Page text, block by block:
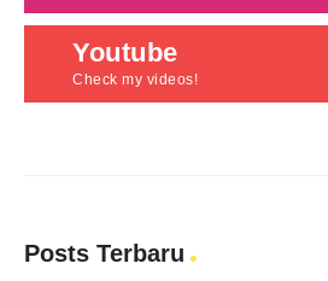
Youtube
Check my videos!
Posts Terbaru